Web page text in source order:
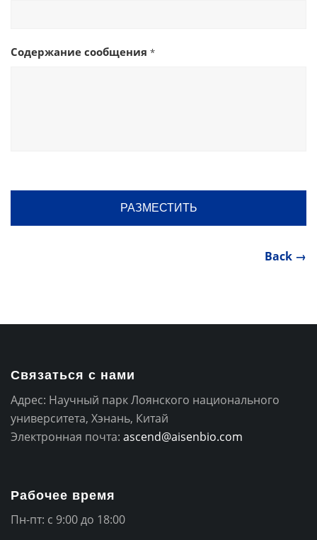
Содержание сообщения *
Back →
Связаться с нами
Адрес: Научный парк Лоянского национального
университета, Хэнань, Китай
Электронная почта: ascend@aisenbio.com
Рабочее время
Пн-пт: с 9:00 до 18:00